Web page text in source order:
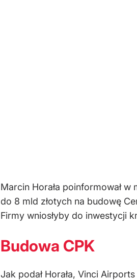
Marcin Horała poinformował
do 8 mld złotych na budowę
Firmy wniosłyby do inwestycji
Budowa CPK
Jak podał Horała, Vinci